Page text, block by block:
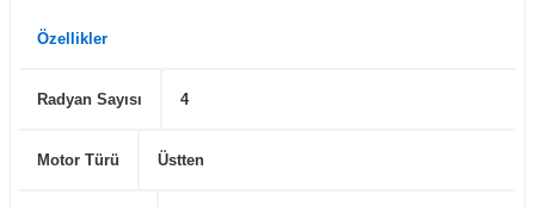
Özellikler
Radyan Sayısı 4
Motor Türü Üstten